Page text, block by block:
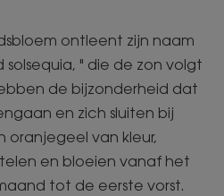
ontleent zijn naam
" die de zon volgt
de bijzonderheid dat
en zich sluiten bij
oranjegeel van kleur,
en bloeien vanaf het
tot de eerste vorst.